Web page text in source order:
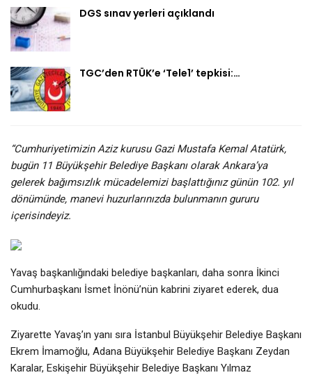
DGS sınav yerleri açıklandı
TGC’den RTÜK’e ‘Tele1’ tepkisi:…
“Cumhuriyetimizin Aziz kurusu Gazi Mustafa Kemal Atatürk,
bugün 11 Büyükşehir Belediye Başkanı olarak Ankara’ya
gelerek bağımsızlık mücadelemizi başlattığınız günün 102. yıl
dönümünde, manevi huzurlarınızda bulunmanın gururu
içerisindeyiz.
Yavaş başkanlığındaki belediye başkanları, daha sonra İkinci
Cumhurbaşkanı İsmet İnönü’nün kabrini ziyaret ederek, dua
okudu.
Ziyarette Yavaş’ın yanı sıra İstanbul Büyükşehir Belediye Başkanı
Ekrem İmamoğlu, Adana Büyükşehir Belediye Başkanı Zeydan
Karalar, Eskişehir Büyükşehir Belediye Başkanı Yılmaz